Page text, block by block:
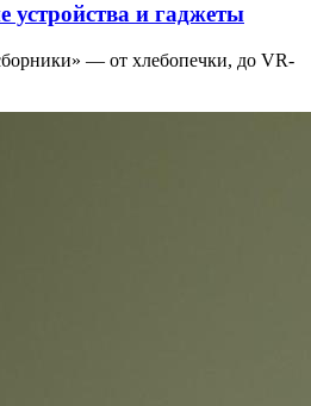
устройства и гаджеты
— от хлебопечки, до VR-